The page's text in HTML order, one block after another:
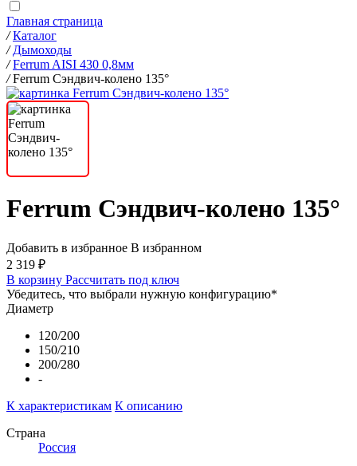
Главная страница
/ Каталог
/ Дымоходы
/ Ferrum AISI 430 0,8мм
/ Ferrum Сэндвич-колено 135°
Ferrum Сэндвич-колено 135°
Добавить в избранное В избранном
2 319 ₽
В корзину Рассчитать под ключ
Убедитесь, что выбрали нужную конфигурацию*
Диаметр
120/200
150/210
200/280
-
К характеристикам К описанию
Страна
Россия